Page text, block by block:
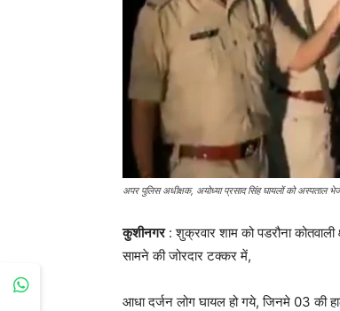
अपर पुलिस अधीक्षक, अयोध्या प्रसाद सिंह घायलों को अस्पताल
कुशीनगर: शुक्रवार शाम को पडरौना
सामने की जोरदार टक्कर में,
आधा दर्जन लोग घायल हो गये, जिनमे 03 की